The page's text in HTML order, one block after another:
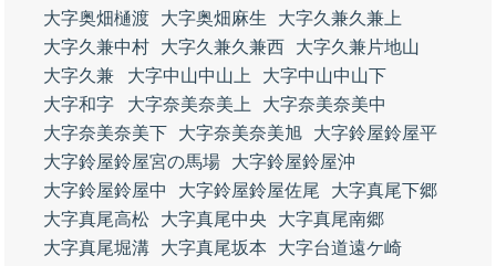
大字奥畑樋渡
大字奥畑麻生
大字久兼久兼上
大字久兼中村
大字久兼久兼西
大字久兼片地山
大字久兼
大字中山中山上
大字中山中山下
大字和字
大字奈美奈美上
大字奈美奈美中
大字奈美奈美下
大字奈美奈美旭
大字鈴屋鈴屋平
大字鈴屋鈴屋宮の馬場
大字鈴屋鈴屋沖
大字鈴屋鈴屋中
大字鈴屋鈴屋佐尾
大字真尾下郷
大字真尾高松
大字真尾中央
大字真尾南郷
大字真尾堀溝
大字真尾坂本
大字台道遠ケ崎